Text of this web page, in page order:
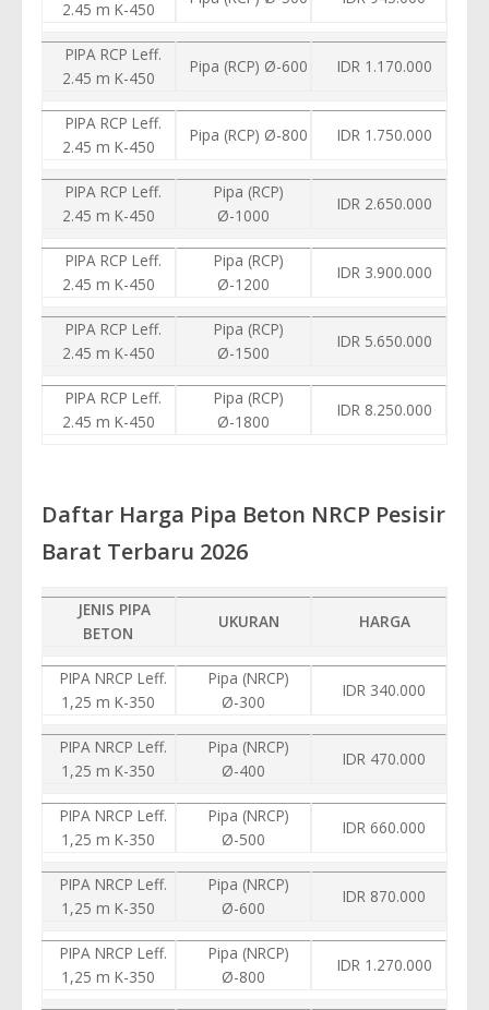
2.45 m K-450
PIPA RCP Leff.
2.45 m K-450
Pipa (RCP) Ø-600 IDR 1.170.000
PIPA RCP Leff.
2.45 m K-450
Pipa (RCP) Ø-800 IDR 1.750.000
PIPA RCP Leff.
2.45 m K-450
Pipa (RCP)
Ø-1000
IDR 2.650.000
PIPA RCP Leff.
2.45 m K-450
Pipa (RCP)
Ø-1200
IDR 3.900.000
PIPA RCP Leff.
2.45 m K-450
Pipa (RCP)
Ø-1500
IDR 5.650.000
PIPA RCP Leff.
2.45 m K-450
Pipa (RCP)
Ø-1800
IDR 8.250.000
Daftar Harga Pipa Beton NRCP Pesisir
Barat Terbaru 2026
JENIS PIPA
BETON
UKURAN HARGA
PIPA NRCP Leff.
1,25 m K-350
Pipa (NRCP)
Ø-300
IDR 340.000
PIPA NRCP Leff.
1,25 m K-350
Pipa (NRCP)
Ø-400
IDR 470.000
PIPA NRCP Leff.
1,25 m K-350
Pipa (NRCP)
Ø-500
IDR 660.000
PIPA NRCP Leff.
1,25 m K-350
Pipa (NRCP)
Ø-600
IDR 870.000
PIPA NRCP Leff.
1,25 m K-350
Pipa (NRCP)
Ø-800
IDR 1.270.000